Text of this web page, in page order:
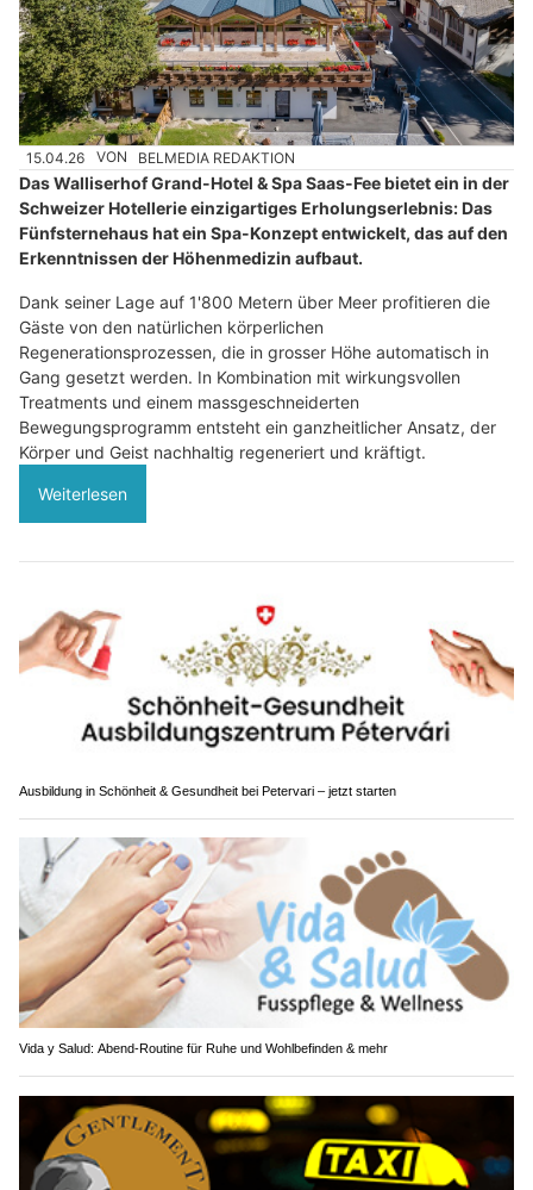
15.04.26 VON BELMEDIA REDAKTION
Das Walliserhof Grand-Hotel & Spa Saas-Fee bietet ein in der
Schweizer Hotellerie einzigartiges Erholungserlebnis: Das
Fünfsternehaus hat ein Spa-Konzept entwickelt, das auf den
Erkenntnissen der Höhenmedizin aufbaut.
Dank seiner Lage auf 1'800 Metern über Meer profitieren die
Gäste von den natürlichen körperlichen
Regenerationsprozessen, die in grosser Höhe automatisch in
Gang gesetzt werden. In Kombination mit wirkungsvollen
Treatments und einem massgeschneiderten
Bewegungsprogramm entsteht ein ganzheitlicher Ansatz, der
Körper und Geist nachhaltig regeneriert und kräftigt.
Weiterlesen
Ausbildung in Schönheit & Gesundheit bei Petervari – jetzt starten
Vida y Salud: Abend-Routine für Ruhe und Wohlbefinden & mehr